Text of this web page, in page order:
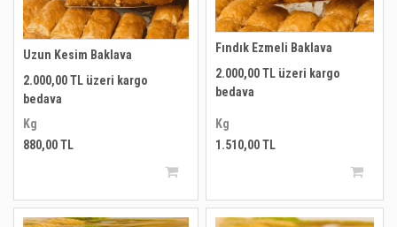
Uzun Kesim Baklava
2.000,00 TL üzeri kargo
bedava
Kg
880,00 TL
Fındık Ezmeli Baklava
2.000,00 TL üzeri kargo
bedava
Kg
1.510,00 TL